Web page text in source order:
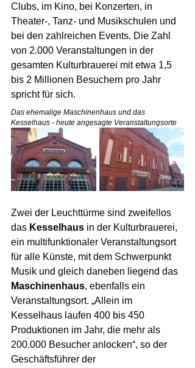
Clubs, im Kino, bei Konzerten, in
Theater-, Tanz- und Musikschulen und
bei den zahlreichen Events. Die Zahl
von 2.000 Veranstaltungen in der
gesamten Kulturbrauerei mit etwa 1,5
bis 2 Millionen Besuchern pro Jahr
spricht für sich.
Das ehemalige Maschinenhaus und das
Kesselhaus - heute angesagte Veranstaltungsorte
Zwei der Leuchttürme sind zweifellos
das Kesselhaus in der Kulturbrauerei,
ein multifunktionaler Veranstaltungsort
für alle Künste, mit dem Schwerpunkt
Musik und gleich daneben liegend das
Maschinenhaus, ebenfalls ein
Veranstaltungsort. „Allein im
Kesselhaus laufen 400 bis 450
Produktionen im Jahr, die mehr als
200.000 Besucher anlocken“, so der
Geschäftsführer der